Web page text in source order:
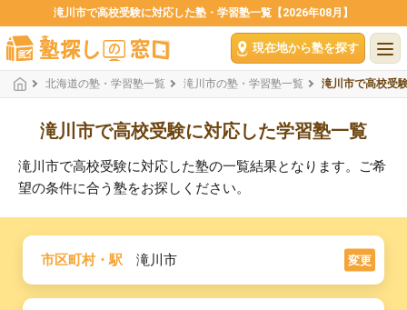
滝川市で高校受験に対応した塾・学習塾一覧【2026年08月】
現在地から塾を探す
北海道の塾・学習塾一覧 滝川市の塾・学習塾一覧 滝川市で高校受
滝川市で高校受験に対応した学習塾一覧
滝川市で高校受験に対応した塾の一覧結果となります。ご希
望の条件に合う塾をお探しください。
市区町村・駅 滝川市 変更